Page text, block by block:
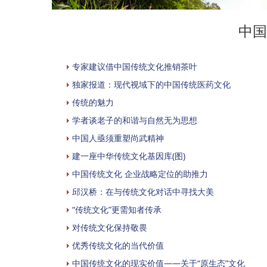
中
专家建议借中国传统文化推销茶叶
独家报道：现代视域下的中国传统医药文化
传统的魅力
学者谈老子的和谐与自然无为思想
中国人亟须重塑尚武精神
建一座中华传统文化基因库(图)
中国传统文化 企业战略定位的助推力
邱汉桥：在与传统文化对话中寻找大美
“传统文化”更需知者传承
对传统文化保持敬畏
优秀传统文化的当代价值
中国传统文化的现实价值——关于“原生态”文化